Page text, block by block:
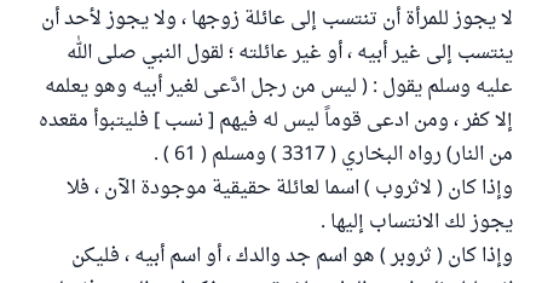
لا يجوز للمرأة أن تنتسب إلى عائلة زوجها ، ولا يجوز لأحد أن
ينتسب إلى غير أبيه ، أو غير عائلته ؛ لقول النبي صلى الله
عليه وسلم يقول : ( ليس من رجل ادَّعى لغير أبيه وهو يعلمه
إلا كفر ، ومن ادعى قوماً ليس له فيهم [ نسب ] فليتبوأ مقعده
من النار) رواه البخاري ( 3317 ) ومسلم ( 61 ) .
وإذا كان ( لاثروب ) اسما لعائلة حقيقية موجودة الآن ، فلا
يجوز لك الانتساب إليها .
وإذا كان ( ثروبر ) هو اسم جد والدك ، أو اسم أبيه ، فليكن